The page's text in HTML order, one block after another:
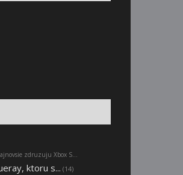
zdruzuju Xbox S...
ktoru s... (14)